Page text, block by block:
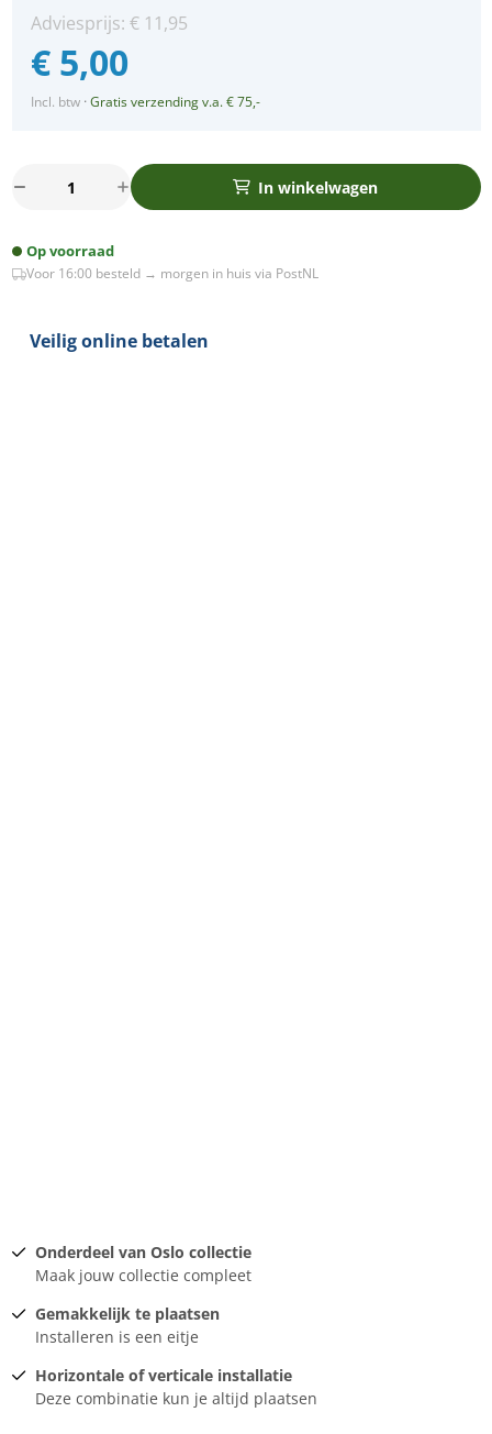
Adviesprijs: € 11,95
€ 5,00
Incl. btw ·Gratis verzending v.a. € 75,-
Enkelvoudige
schakelaar
met
wit
In winkelwagen
Op voorraad
Voor 16:00 besteld → morgen in huis via PostNL
Veilig online betalen
Onderdeel van Oslo collectie
Maak jouw collectie compleet
Gemakkelijk te plaatsen
Installeren is een eitje
Horizontale of verticale installatie
Deze combinatie kun je altijd plaatsen